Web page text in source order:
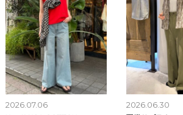
2026.07.06 2026.06.30